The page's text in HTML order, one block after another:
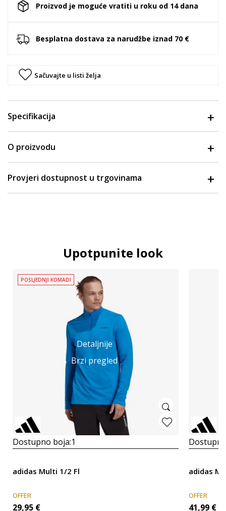
Proizvod je moguće vratiti u roku od 14 dana
Besplatna dostava za narudžbe iznad 70 €
Sačuvajte u listi želja
Specifikacija
O proizvodu
Provjeri dostupnost u trgovinama
Upotpunite look
Detaljnije
Brzi pregled
POSLJEDNJI KOMADI
Dostupno boja:1
adidas Multi 1/2 Fl
OFFER
29,95 €
adidas
OFFER
41,99 €